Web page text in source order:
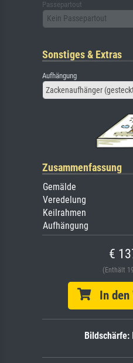
Passepartout
Kein Passepartout
Sonstiges & Extras
Aufhängung
Zackenaufhänger
Zusammenfassung
Gemälde
Veredelung
Keilrahmen
Aufhängung
€
(Enthält
In den
Bildschärfe: